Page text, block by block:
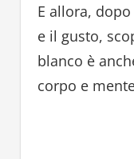
E allora,
e il gusto,
blanco è
corpo e